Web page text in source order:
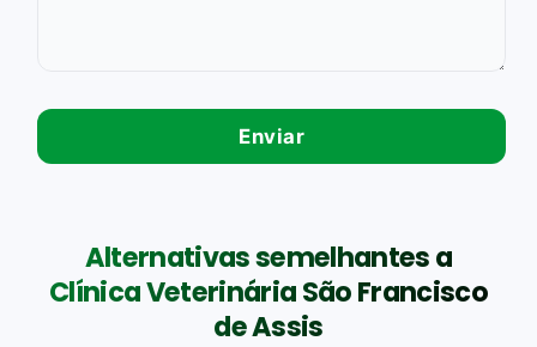
Alternativas semelhantes a
Clínica Veterinária São Francisco
de Assis